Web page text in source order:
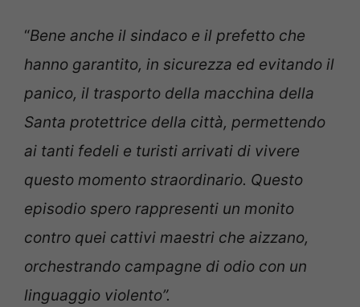
“Bene anche il sindaco e il prefetto che
hanno garantito, in sicurezza ed evitando il
panico, il trasporto della macchina della
Santa protettrice della città, permettendo
ai tanti fedeli e turisti arrivati di vivere
questo momento straordinario. Questo
episodio spero rappresenti un monito
contro quei cattivi maestri che aizzano,
orchestrando campagne di odio con un
linguaggio violento”.